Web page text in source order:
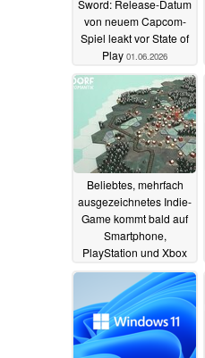
Sword: Release-Datum
von neuem Capcom-
Spiel leakt vor State of
Play 01.06.2026
Beliebtes, mehrfach
ausgezeichnetes Indie-
Game kommt bald auf
Smartphone,
PlayStation und Xbox
07.05.2025